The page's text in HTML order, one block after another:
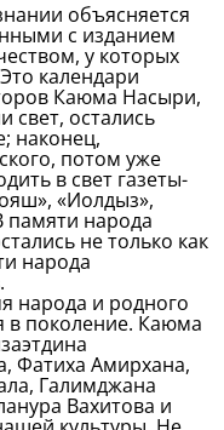
объясняется
с изданием
у которых
календари
Каюма Насыри,
свет, остались
наконец,
потом уже
в свет газеты-
«Иолдыз»,
народа
не только как
народа
народа и родного
в поколение. Каюма
Фатиха Амирхана,
Галимджана
Вахитова и